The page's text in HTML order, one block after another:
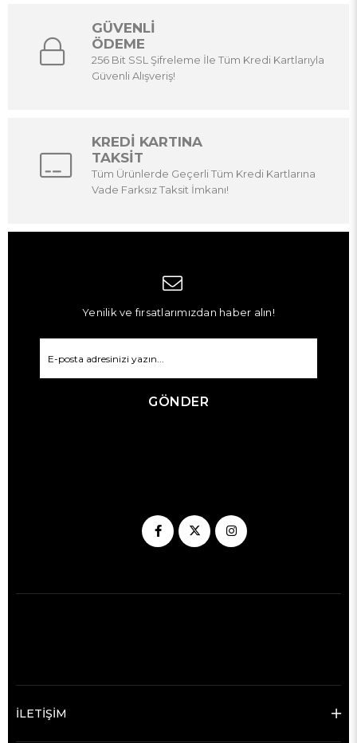
GÜVENLİ
ÖDEME
256 Bit SSL Şifreleme İle Tüm Kredi Kartlarıyla
Güvenli Alışveriş!
KREDİ KARTINA
TAKSİT
Tüm Ürünlerde Geçerli Tüm Kredi Kartlarına
Vade Farksız Taksit İmkanı!
Yenilik ve fırsatlarımızdan haber alın!
GÖNDER
İLETİŞİM